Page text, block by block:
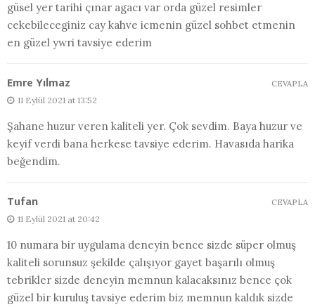
güsel yer tarihi çınar agacı var orda güzel resimler
cekebileceginiz cay kahve icmenin güzel sohbet etmenin
en güzel ywri tavsiye ederim
Emre Yılmaz
11 Eylül 2021 at 13:52
Şahane huzur veren kaliteli yer. Çok sevdim. Baya huzur ve
keyif verdi bana herkese tavsiye ederim. Havasıda harika
beğendim.
CEVAPLA
Tufan
11 Eylül 2021 at 20:42
10 numara bir uygulama deneyin bence sizde süper olmuş
kaliteli sorunsuz şekilde çalışıyor gayet başarılı olmuş
tebrikler sizde deneyin memnun kalacaksınız bence çok
güzel bir kuruluş tavsiye ederim biz memnun kaldık sizde
CEVAPLA